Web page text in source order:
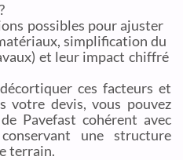
possibles pour ajuster
simplification du
et leur impact chiffré
ces facteurs et
votre devis, vous pouvez
Pavefast cohérent avec
une structure
terrain.